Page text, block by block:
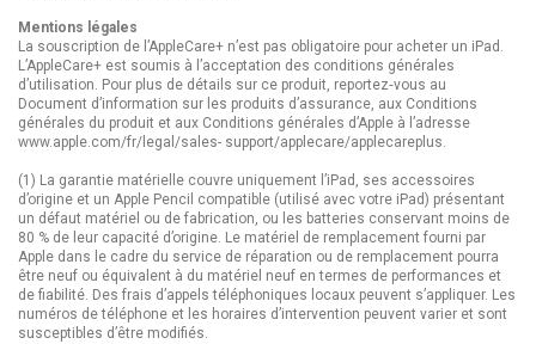
Mentions légales
La souscription de l’AppleCare+ n’est pas obligatoire pour acheter un iPad.
L’AppleCare+ est soumis à l’acceptation des conditions générales
d’utilisation. Pour plus de détails sur ce produit, reportez‐vous au
Document d’information sur les produits d’assurance, aux Conditions
générales du produit et aux Conditions générales d’Apple à l’adresse
www.apple.com/fr/legal/sales- support/applecare/applecareplus.
(1) La garantie matérielle couvre uniquement l’iPad, ses accessoires
d’origine et un Apple Pencil compatible (utilisé avec votre iPad) présentant
un défaut matériel ou de fabrication, ou les batteries conservant moins de
80 % de leur capacité d’origine. Le matériel de remplacement fourni par
Apple dans le cadre du service de réparation ou de remplacement pourra
être neuf ou équivalent à du matériel neuf en termes de performances et
de fiabilité. Des frais d’appels téléphoniques locaux peuvent s’appliquer. Les
numéros de téléphone et les horaires d’intervention peuvent varier et sont
susceptibles d’être modifiés.